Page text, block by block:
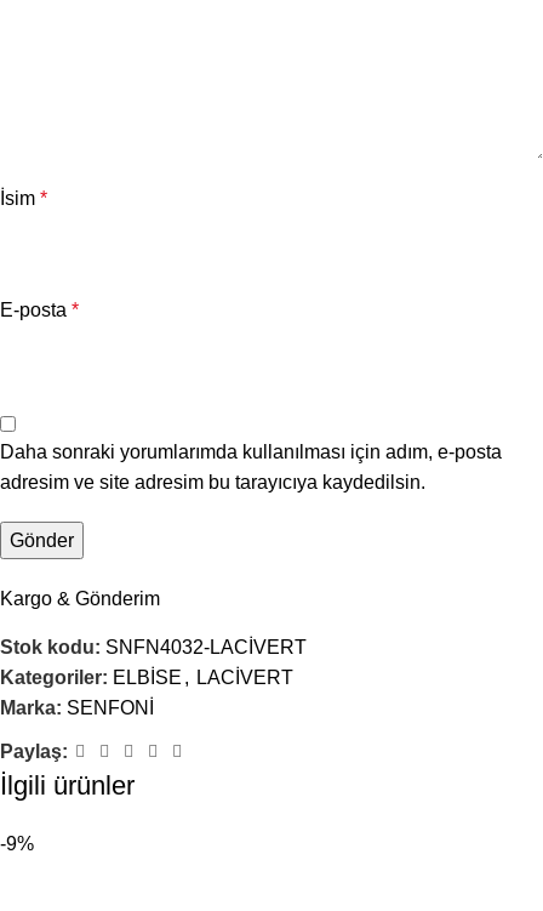
İsim *
E-posta *
Daha sonraki yorumlarımda kullanılması için adım, e-posta
adresim ve site adresim bu tarayıcıya kaydedilsin.
Kargo & Gönderim
Stok kodu: SNFN4032-LACİVERT
Kategoriler: ELBİSE , LACİVERT
Marka: SENFONİ
Paylaş:
İlgili ürünler
-9%